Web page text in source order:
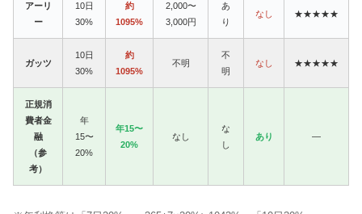
アーリ
ー
10日
30%
約
1095%
2,000〜
3,000円
あ
り
なし ★★★★★
ガッツ
10日
30%
約
1095%
不明
不
明
なし ★★★★★
正規消
費者金
融
（参
考）
年
15〜
20%
年15〜
20%
なし
な
し
あり —